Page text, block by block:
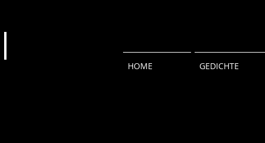
HOME GEDICHTE